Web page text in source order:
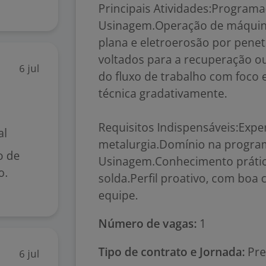
6 jul
de
6 jul
Principais
Usinagem.Operação de
plana e eletroerosão por
voltados para a recuperação
do fluxo de trabalho com foco
técnica gradativamente.
Requisitos
metalurgia.Domínio na
Usinagem.Conhecimento
solda.Perfil proativo, com boa
equipe.
Número de vagas: 1
Tipo de contrato e Jornada: